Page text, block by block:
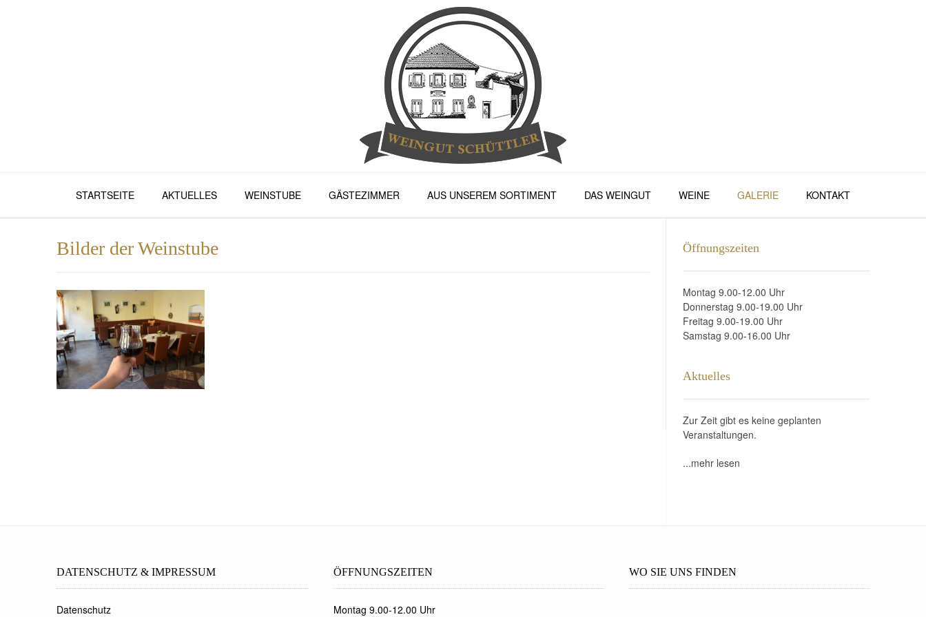
STARTSEITE AKTUELLES WEINSTUBE GÄSTEZIMMER AUS UNSEREM SORTIMENT DAS WEINGUT WEINE GALERIE KONTAKT
Bilder der Weinstube Öffnungszeiten
Montag 9.00-12.00 Uhr
Donnerstag 9.00-19.00 Uhr
Freitag 9.00-19.00 Uhr
Samstag 9.00-16.00 Uhr
Aktuelles
Zur Zeit gibt es keine geplanten
Veranstaltungen.
...mehr lesen
DATENSCHUTZ & IMPRESSUM
Datenschutz
ÖFFNUNGSZEITEN
Montag 9.00-12.00 Uhr
WO SIE UNS FINDEN